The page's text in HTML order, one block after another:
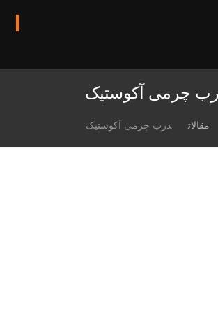
چرمی آکوستیک
مقالات درب چرمی آکوستیک